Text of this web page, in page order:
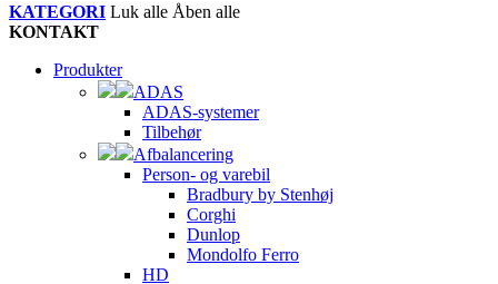
KATEGORI Luk alle Åben alle
KONTAKT
Produkter
ADAS
ADAS-systemer
Tilbehør
Afbalancering
Person- og varebil
Bradbury by Stenhøj
Corghi
Dunlop
Mondolfo Ferro
HD